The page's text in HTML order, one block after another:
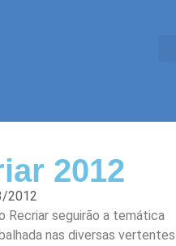
2012
2012
Recriar seguirão a temática
nas diversas vertentes